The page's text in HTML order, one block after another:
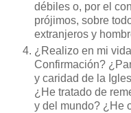
débiles o, por el
prójimos, sobre
extranjeros y
¿Realizo en mi
Confirmación?
y caridad de la
¿He tratado de
y del mundo? ¿He